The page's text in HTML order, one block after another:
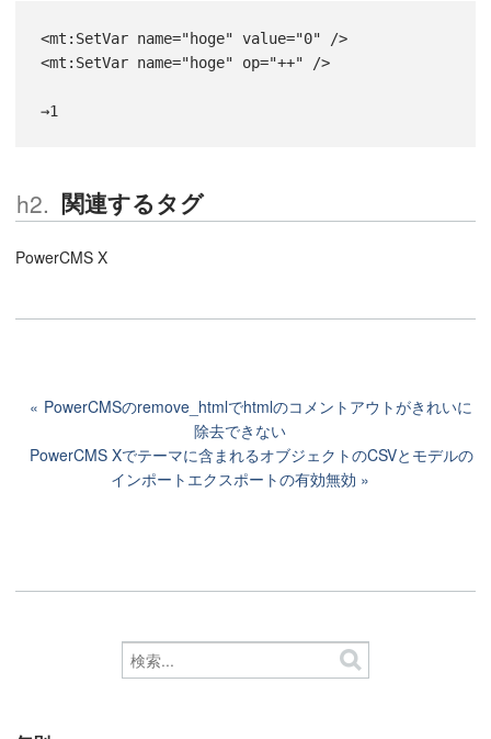
<mt:SetVar name="hoge" value="0" />
<mt:SetVar name="hoge" op="++" />
→1
関連するタグ
PowerCMS X
PowerCMSのremove_htmlでhtmlのコメントアウトがきれいに
除去できない
PowerCMS Xでテーマに含まれるオブジェクトのCSVとモデルの
インポートエクスポートの有効無効